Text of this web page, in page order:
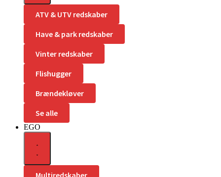
ATV & UTV redskaber
Have & park redskaber
Vinter redskaber
Flishugger
Brændekløver
Se alle
EGO
Multiredskaber